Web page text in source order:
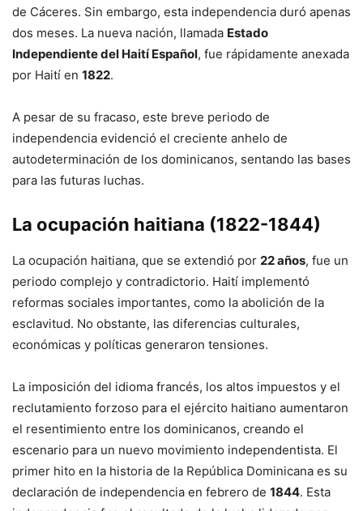
de Cáceres. Sin embargo, esta independencia duró apenas
dos meses. La nueva nación, llamada Estado
Independiente del Haití Español, fue rápidamente anexada
por Haití en 1822.
A pesar de su fracaso, este breve periodo de
independencia evidenció el creciente anhelo de
autodeterminación de los dominicanos, sentando las bases
para las futuras luchas.
La ocupación haitiana (1822-1844)
La ocupación haitiana, que se extendió por 22 años, fue un
periodo complejo y contradictorio. Haití implementó
reformas sociales importantes, como la abolición de la
esclavitud. No obstante, las diferencias culturales,
económicas y políticas generaron tensiones.
La imposición del idioma francés, los altos impuestos y el
reclutamiento forzoso para el ejército haitiano aumentaron
el resentimiento entre los dominicanos, creando el
escenario para un nuevo movimiento independentista. El
primer hito en la historia de la República Dominicana es su
declaración de independencia en febrero de 1844. Esta